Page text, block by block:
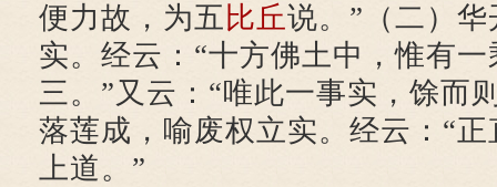
便力故，为五 比丘说。”（二）
实。经云：“十方佛土中，惟有
三。”又云：“唯此一事实，馀而
落莲成，喻废权立实。经云：“
上道。”